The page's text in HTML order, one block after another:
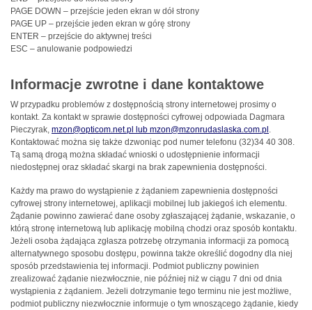
PAGE DOWN – przejście jeden ekran w dół strony
PAGE UP – przejście jeden ekran w górę strony
ENTER – przejście do aktywnej treści
ESC – anulowanie podpowiedzi
Informacje zwrotne i dane kontaktowe
W przypadku problemów z dostępnością strony internetowej prosimy o
kontakt. Za kontakt w sprawie dostępności cyfrowej odpowiada Dagmara
Pieczyrak, mzon@opticom.net.pl lub mzon@mzonrudaslaska.com.pl .
Kontaktować można się także dzwoniąc pod numer telefonu (32)34 40 308.
Tą samą drogą można składać wnioski o udostępnienie informacji
niedostępnej oraz składać skargi na brak zapewnienia dostępności.
Każdy ma prawo do wystąpienie z żądaniem zapewnienia dostępności
cyfrowej strony internetowej, aplikacji mobilnej lub jakiegoś ich elementu.
Żądanie powinno zawierać dane osoby zgłaszającej żądanie, wskazanie, o
którą stronę internetową lub aplikację mobilną chodzi oraz sposób kontaktu.
Jeżeli osoba żądająca zgłasza potrzebę otrzymania informacji za pomocą
alternatywnego sposobu dostępu, powinna także określić dogodny dla niej
sposób przedstawienia tej informacji. Podmiot publiczny powinien
zrealizować żądanie niezwłocznie, nie później niż w ciągu 7 dni od dnia
wystąpienia z żądaniem. Jeżeli dotrzymanie tego terminu nie jest możliwe,
podmiot publiczny niezwłocznie informuje o tym wnoszącego żądanie, kiedy